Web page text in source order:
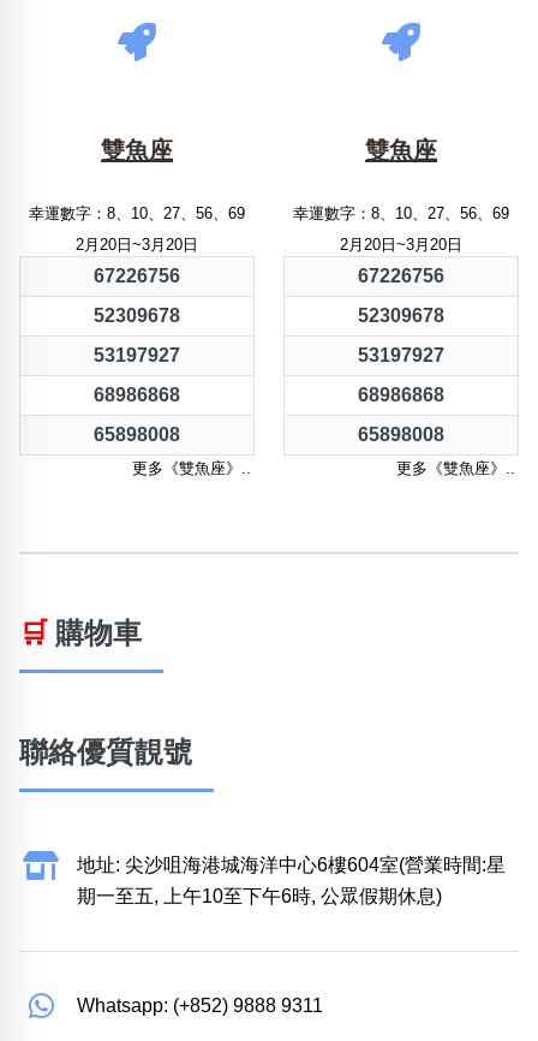
雙魚座
幸運數字：8、10、27、56、69
2月20日~3月20日
67226756
52309678
53197927
68986868
65898008
更多《雙魚座》..
雙魚座
幸運數字：8、10、27、56、69
2月20日~3月20日
67226756
52309678
53197927
68986868
65898008
更多《雙魚座》..
🛒 購物車
聯絡優質靚號
地址: 尖沙咀海港城海洋中心6樓604室(營業時間:星
期一至五, 上午10至下午6時, 公眾假期休息)
Whatsapp: (+852) 9888 9311